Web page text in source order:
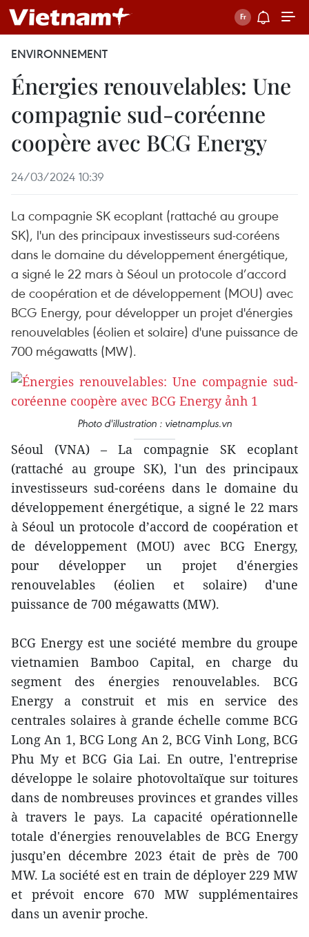
ENVIRONNEMENT
Énergies renouvelables: Une
compagnie sud-coréenne
coopère avec BCG Energy
24/03/2024 10:39
La compagnie SK ecoplant (rattaché au groupe
SK), l'un des principaux investisseurs sud-coréens
dans le domaine du développement énergétique,
a signé le 22 mars à Séoul un protocole d’accord
de coopération et de développement (MOU) avec
BCG Energy, pour développer un projet d'énergies
renouvelables (éolien et solaire) d'une puissance de
700 mégawatts (MW).
Photo d'illustration : vietnamplus.vn
Séoul (VNA) – La compagnie SK ecoplant
(rattaché au groupe SK), l'un des principaux
investisseurs sud-coréens dans le domaine du
développement énergétique, a signé le 22 mars
à Séoul un protocole d’accord de coopération et
de développement (MOU) avec BCG Energy,
pour développer un projet d'énergies
renouvelables (éolien et solaire) d'une
puissance de 700 mégawatts (MW).
BCG Energy est une société membre du groupe
vietnamien Bamboo Capital, en charge du
segment des énergies renouvelables. BCG
Energy a construit et mis en service des
centrales solaires à grande échelle comme BCG
Long An 1, BCG Long An 2, BCG Vinh Long, BCG
Phu My et BCG Gia Lai. En outre, l'entreprise
développe le solaire photovoltaïque sur toitures
dans de nombreuses provinces et grandes villes
à travers le pays. La capacité opérationnelle
totale d'énergies renouvelables de BCG Energy
jusqu’en décembre 2023 était de près de 700
MW. La société est en train de déployer 229 MW
et prévoit encore 670 MW supplémentaires
dans un avenir proche.